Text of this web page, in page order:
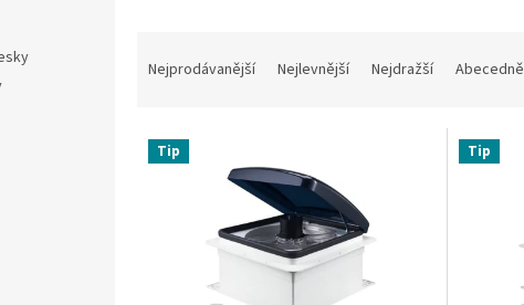
n
Nejprodávanější Nejlevnější Nejdražší Abecedně
V Tip Tip